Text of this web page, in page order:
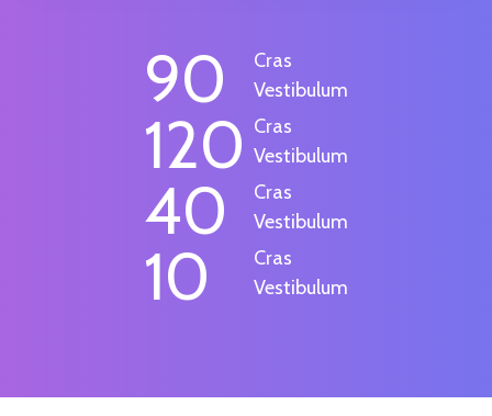
90
Cras
Vestibulum
120 Cras
Vestibulum
40
Cras
Vestibulum
10
Cras
Vestibulum